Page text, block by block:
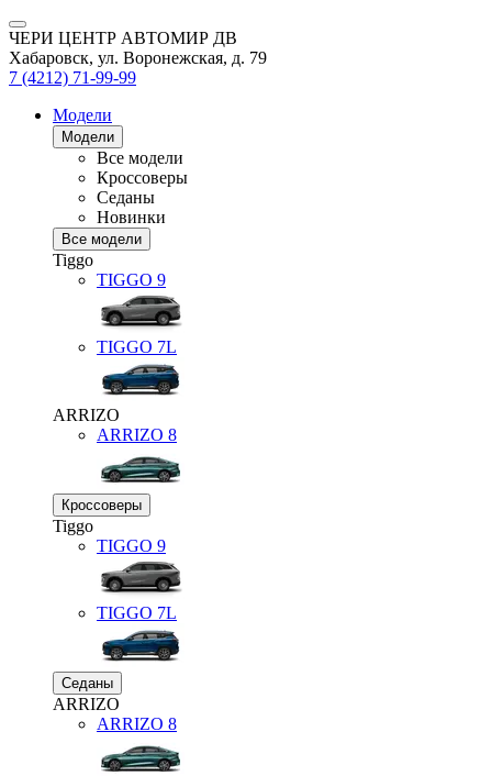
ЧЕРИ ЦЕНТР АВТОМИР ДВ
Хабаровск, ул. Воронежская, д. 79
7 (4212) 71-99-99
Модели
Модели
Все модели
Кроссоверы
Седаны
Новинки
Все модели
Tiggo
TIGGO 9
TIGGO 7L
ARRIZO
ARRIZO 8
Кроссоверы
Tiggo
TIGGO 9
TIGGO 7L
Седаны
ARRIZO
ARRIZO 8